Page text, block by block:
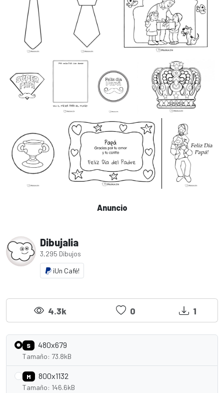
Anuncio
Dibujalia
3,295 Dibujos
¡Un Café!
4.3k 0 1
S 480x679
Tamaño: 73.8kB
M 800x1132
Tamaño: 146.6kB